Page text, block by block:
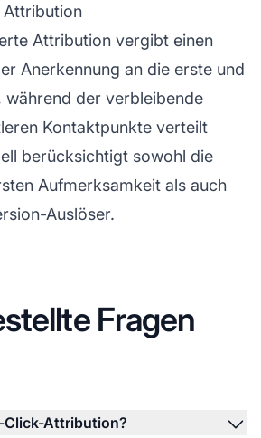
Attribution
Attribution vergibt einen
Anerkennung an die erste und
der verbleibende
Kontaktpunkte verteilt
berücksichtigt sowohl die
Aufmerksamkeit als auch
Auslöser.
Fragen
Attribution?